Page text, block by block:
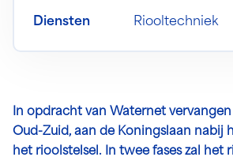
Diensten Riooltechniek
In opdracht van Waternet
Oud-Zuid, aan de Koningslaan nabij
het rioolstelsel. In twee fases zal het